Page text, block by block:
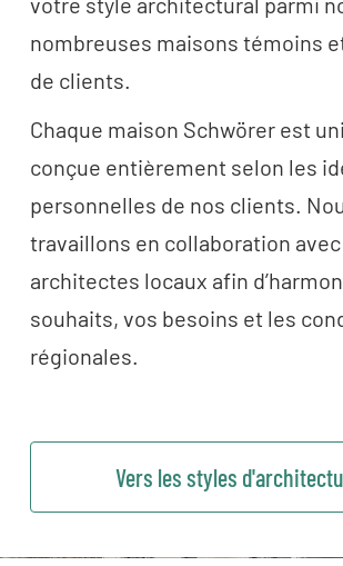
nombreuses maisons témoins
de clients.
Chaque maison Schwörer est
conçue entièrement selon les
personnelles de nos clients.
travaillons en collaboration
architectes locaux afin
souhaits, vos besoins et les
régionales.
Vers les styles